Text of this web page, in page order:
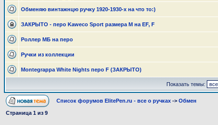
Обменяю винтажнцю ручку 1920-1930-х на что то:)
ЗАКРЫТО - перо Kaweco Sport размера М на ЕF, F
Роллер МБ на перо
Ручки из коллекции
Montegrappa White Nights перо F (ЗАКРЫТО)
Показать темы:
Список форумов ElitePen.ru - все о ручках -> Обмен
Страница 1 из 9